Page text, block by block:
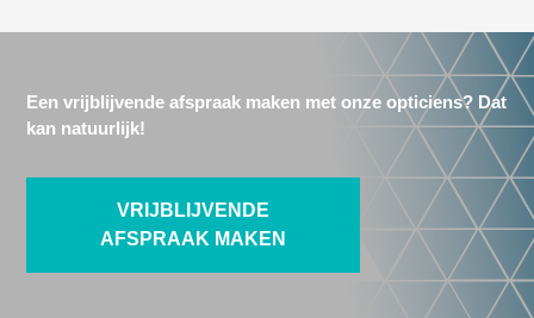
Een vrijblijvende afspraak maken met onze opticiens? Dat
kan natuurlijk!
VRIJBLIJVENDE
AFSPRAAK MAKEN